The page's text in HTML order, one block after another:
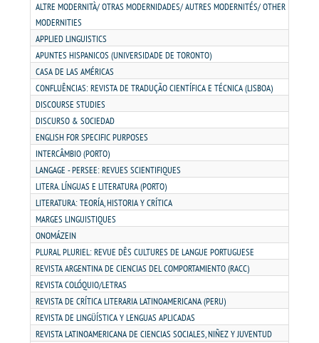
PUBLICAÇÕES
DESTAQUES
UNIESP NEWS
REPOSITÓRIO
DISCENTE
MANUAIS
PDI
REGIMENTO GERAL
REGULAMENTOS
ALTRE MODERNITÀ/ OTRAS MODERNIDADES/ AUTRES MODERNITÉS/ OTHER
MODERNITIES
APPLIED LINGUISTICS
APUNTES HISPANICOS (UNIVERSIDADE DE TORONTO)
CASA DE LAS AMÉRICAS
CONFLUÊNCIAS: REVISTA DE TRADUÇÃO CIENTÍFICA E TÉCNICA (LISBOA)
DISCOURSE STUDIES
DISCURSO & SOCIEDAD
ENGLISH FOR SPECIFIC PURPOSES
INTERCÂMBIO (PORTO)
LANGAGE - PERSEE: REVUES SCIENTIFIQUES
LITERA. LÍNGUAS E LITERATURA (PORTO)
LITERATURA: TEORÍA, HISTORIA Y CRÍTICA
MARGES LINGUISTIQUES
ONOMÁZEIN
PLURAL PLURIEL: REVUE DÊS CULTURES DE LANGUE PORTUGUESE
REVISTA ARGENTINA DE CIENCIAS DEL COMPORTAMIENTO (RACC)
REVISTA COLÓQUIO/LETRAS
REVISTA DE CRÍTICA LITERARIA LATINOAMERICANA (PERU)
REVISTA DE LINGÜÍSTICA Y LENGUAS APLICADAS
REVISTA LATINOAMERICANA DE CIENCIAS SOCIALES, NIÑEZ Y JUVENTUD